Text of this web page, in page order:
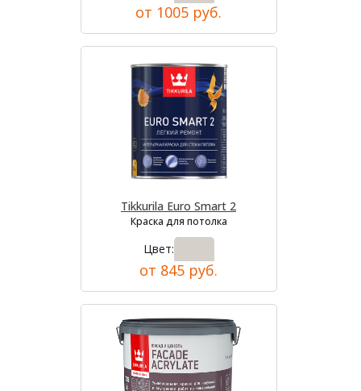
от 1005 руб.
Tikkurila Euro Smart 2
Краска для потолка
Цвет:
от 845 руб.